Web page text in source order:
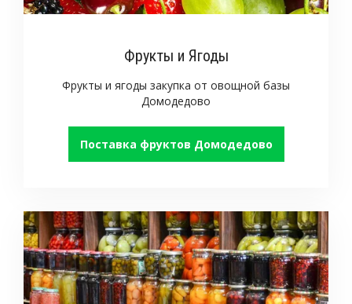
Фрукты и Ягоды
Фрукты и ягоды закупка от овощной базы
Домодедово
Поставка фруктов Домодедово